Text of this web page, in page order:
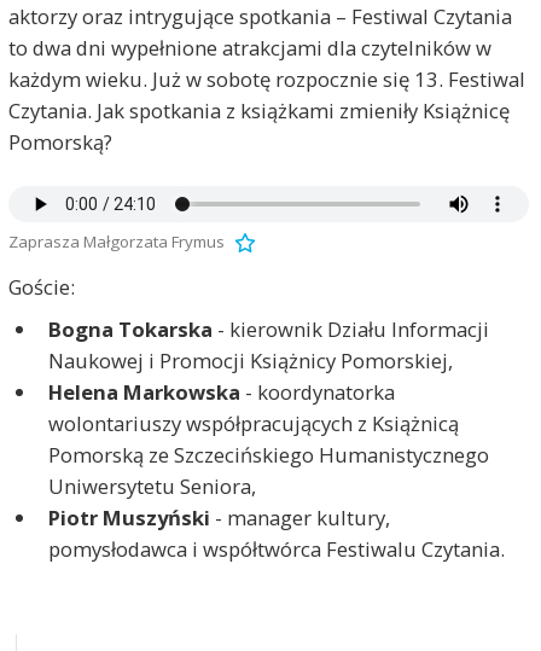
aktorzy oraz intrygujące spotkania – Festiwal Czytania
to dwa dni wypełnione atrakcjami dla czytelników w
każdym wieku. Już w sobotę rozpocznie się 13. Festiwal
Czytania. Jak spotkania z książkami zmieniły Książnicę
Pomorską?
Zaprasza Małgorzata Frymus
Goście:
Bogna Tokarska - kierownik Działu Informacji
Naukowej i Promocji Książnicy Pomorskiej,
Helena Markowska - koordynatorka
wolontariuszy współpracujących z Książnicą
Pomorską ze Szczecińskiego Humanistycznego
Uniwersytetu Seniora,
Piotr Muszyński - manager kultury,
pomysłodawca i współtwórca Festiwalu Czytania.